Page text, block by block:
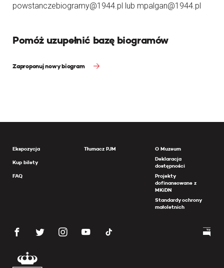
powstanczebiogramy@1944.pl lub mpalgan@1944.pl
Pomóż uzupełnić bazę biogramów
Zaproponuj nowy biogram
Ekspozycja
Kup bilety
FAQ
Tłumacz PJM
O Muzeum
Deklaracja
dostępności
Projekty
dofinansowane z
MKiDN
Standardy ochrony
małoletnich